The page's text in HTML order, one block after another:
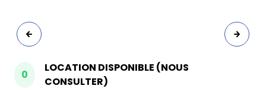
0
LOCATION DISPONIBLE (NOUS
CONSULTER)